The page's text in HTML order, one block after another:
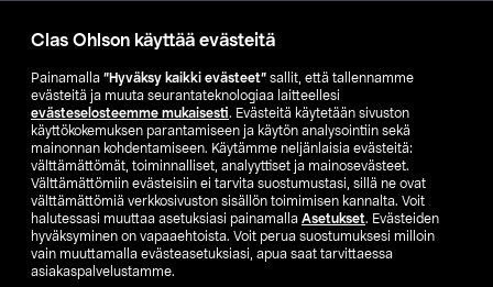
Clas Ohlson käyttää evästeitä
Painamalla ”Hyväksy kaikki evästeet” sallit, että tallennamme
evästeitä ja muuta seurantateknologiaa laitteellesi
evästeselosteemme mukaisesti. Evästeitä käytetään sivuston
käyttökokemuksen parantamiseen ja käytön analysointiin sekä
mainonnan kohdentamiseen. Käytämme neljänlaisia evästeitä:
välttämättömät, toiminnalliset, analyyttiset ja mainosevästeet.
Välttämättömiin evästeisiin ei tarvita suostumustasi, sillä ne ovat
välttämättömiä verkkosivuston sisällön toimimisen kannalta. Voit
halutessasi muuttaa asetuksiasi painamalla Asetukset. Evästeiden
hyväksyminen on vapaaehtoista. Voit perua suostumuksesi milloin
vain muuttamalla evästeasetuksiasi, apua saat tarvittaessa
asiakaspalvelustamme.
Etsi myymälä
SE NO FI
FI SV